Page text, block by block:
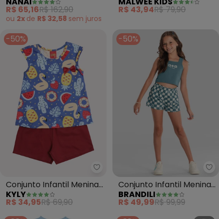
Estampa (Azul)
R$ 65,16R$ 162,90
ou 2x de R$ 32,58 sem juros
(Azul)
R$ 43,94R$ 79,90
-50%
Kyly - Conjunto Infantil Menina
Conjunto Infantil Menina
Estampa Frutas (Azul)
KYLY
R$ 34,95R$ 69,90
-50%
Conjunto Infantil Menina
Quadriculado (Azul)
BRANDILI
R$ 49,99R$ 99,99